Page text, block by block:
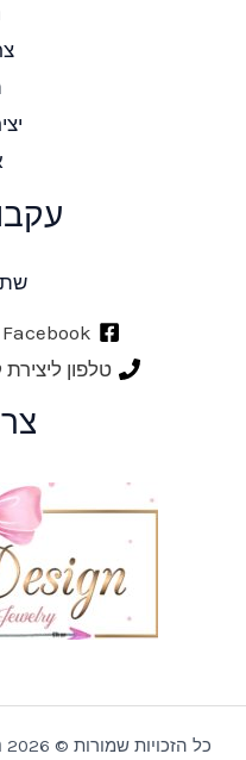
Facebook
טלפון
כל הזכויות שמורות © 2026 נטע תכשיטים ומתנות בעיצוב אישי